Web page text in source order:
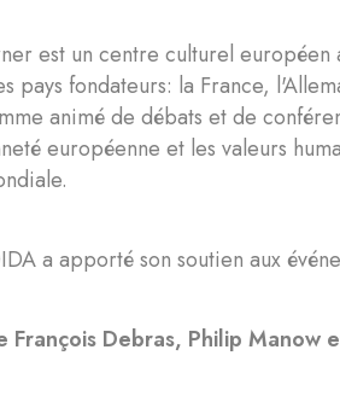
est un centre culturel
pays fondateurs: la France,
animé de débats et de
européenne et les valeurs
a apporté son soutien aux
Debras, Philip Manow